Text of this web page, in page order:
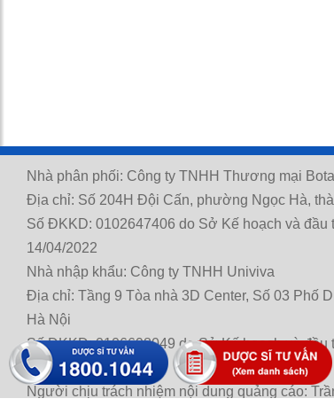
Nhà phân phối: Công ty TNHH Thương mại
Địa chỉ: Số 204H Đội Cấn, phường Ngọc Hà,
Số ĐKKD: 0102647406 do Sở Kế hoạch và đầu
14/04/2022
Nhà nhập khẩu: Công ty TNHH Univiva
Địa chỉ: Tầng 9 Tòa nhà 3D Center, Số 03 Phố
Hà Nội
Số ĐKKD: 0106698049 do Sở Kế hoạch và đầu
21/11/2014
Người chịu trách nhiệm nội dung quảng cáo: